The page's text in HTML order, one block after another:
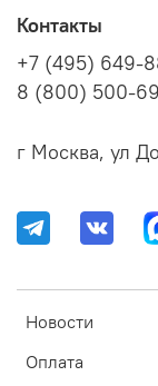
Новости
Оплата
Контакты
+7 (495) 649-
8 (800) 500-
г Москва, ул